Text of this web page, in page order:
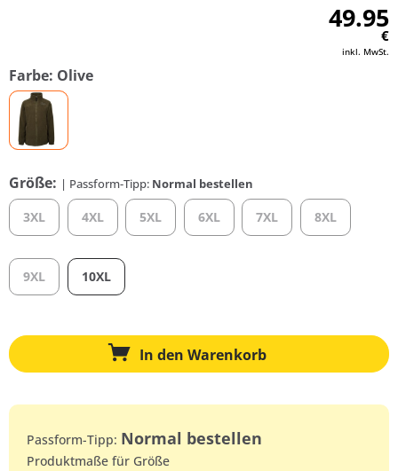
49.95
€
inkl. MwSt.
Farbe: Olive
Größe: | Passform-Tipp: Normal bestellen
3XL 4XL 5XL 6XL 7XL 8XL
9XL 10XL
In den Warenkorb
Passform-Tipp: Normal bestellen
Produktmaße für Größe